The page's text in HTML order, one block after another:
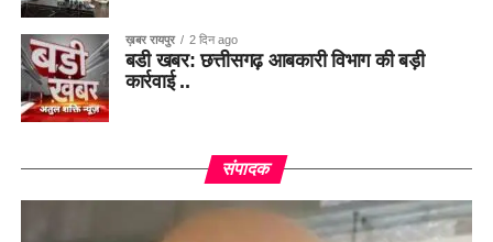
ख़बर रायपुर 2 दिन ago
बडी खबर: छत्तीसगढ़ आबकारी विभाग की बड़ी
कार्रवाई ..
संपादक